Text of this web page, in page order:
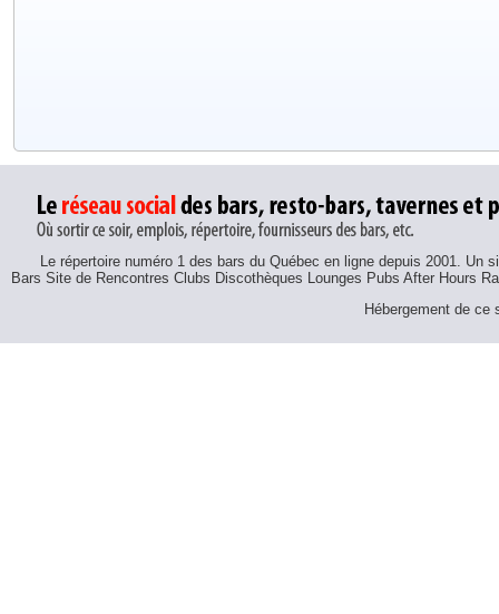
Le répertoire numéro 1 des bars du Québec en ligne depuis 2001.
Bars Site de Rencontres Clubs Discothèques Lounges Pubs After Hours
Hébergement de ce